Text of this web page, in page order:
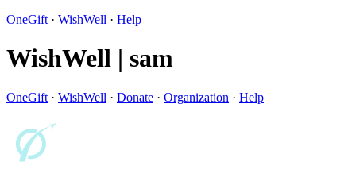
OneGift · WishWell · Help
WishWell | sam
OneGift · WishWell · Donate · Organization · Help